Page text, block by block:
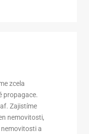
zcela
propagace.
Zajistíme
nemovitosti,
a